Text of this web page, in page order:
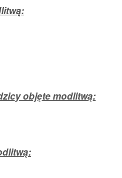
objęte modlitwą: